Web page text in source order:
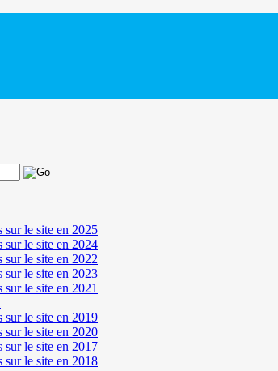
sur le site en 2025
sur le site en 2024
sur le site en 2022
sur le site en 2023
le site en 2021
sur le site en 2019
sur le site en 2020
sur le site en 2017
sur le site en 2018